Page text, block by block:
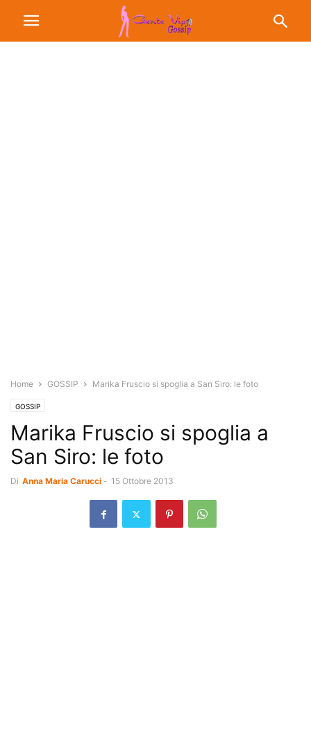
Home GOSSIP Marika Fruscio si spoglia a San Siro: le foto
GOSSIP
Marika Fruscio si spoglia a
San Siro: le foto
Di Anna Maria Carucci - 15 Ottobre 2013